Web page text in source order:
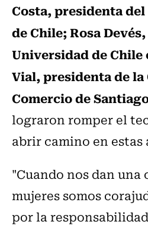
Costa, presidenta
de Chile; Rosa
Universidad de Chile
Vial, presidenta de la
Comercio de
lograron romper el
abrir camino en estas
"Cuando nos dan
mujeres somos
por la